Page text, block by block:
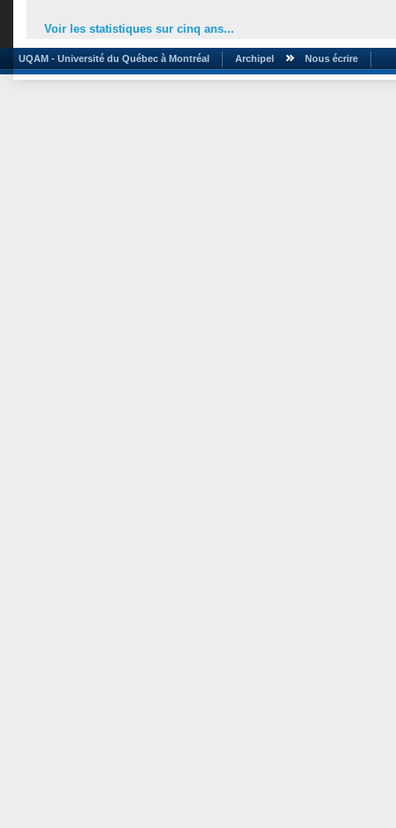
Voir les statistiques sur cinq ans...
UQAM - Université du Québec à Montréal Archipel Nous écrire